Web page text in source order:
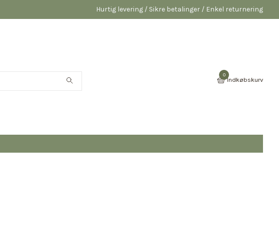
Hurtig levering / Sikre betalinger / Enkel returnering
0
Indkøbskurv